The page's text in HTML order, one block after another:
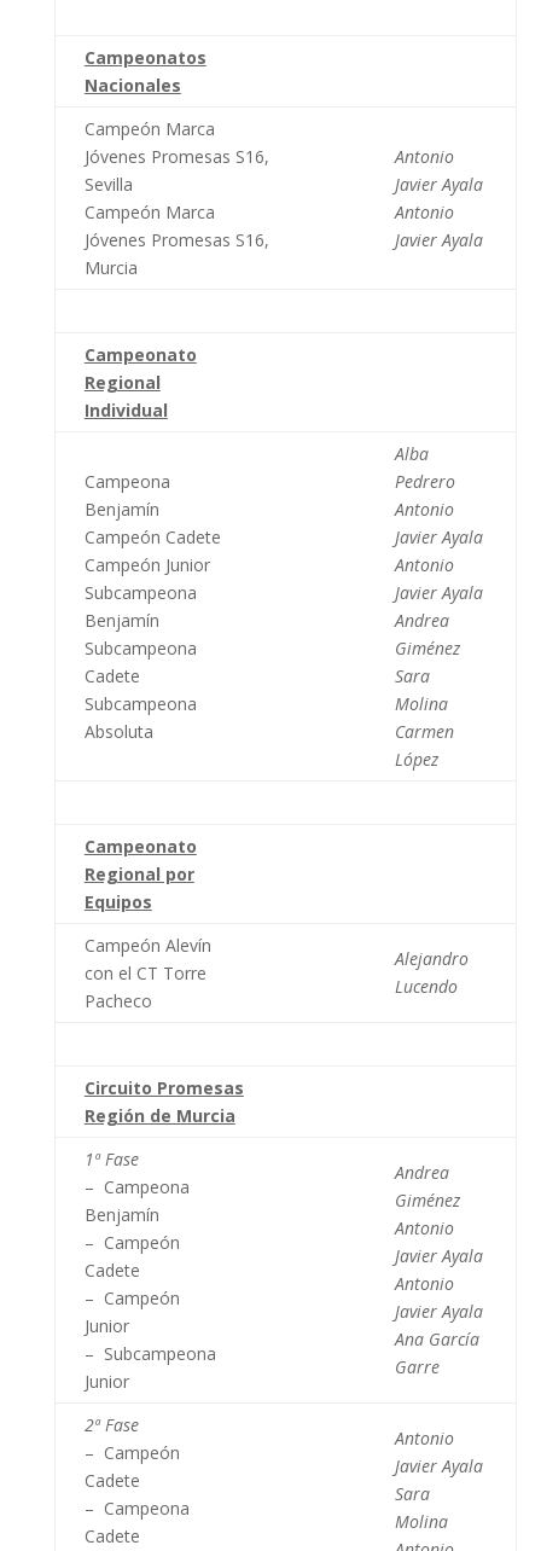
Campeonatos
Nacionales
Campeón Marca
Jóvenes Promesas S16,
Sevilla
Campeón Marca
Jóvenes Promesas S16,
Murcia
Antonio
Javier Ayala
Antonio
Javier Ayala
Campeonato
Regional
Individual
Campeona
Benjamín
Campeón Cadete
Campeón Junior
Subcampeona
Benjamín
Subcampeona
Cadete
Subcampeona
Absoluta
Alba
Pedrero
Antonio
Javier Ayala
Antonio
Javier Ayala
Andrea
Giménez
Sara
Molina
Carmen
López
Campeonato
Regional por
Equipos
Campeón Alevín
con el CT Torre
Pacheco
Alejandro
Lucendo
Circuito Promesas
Región de Murcia
1ª Fase
– Campeona
Benjamín
– Campeón
Cadete
– Campeón
Junior
– Subcampeona
Junior
Andrea
Giménez
Antonio
Javier Ayala
Antonio
Javier Ayala
Ana García
Garre
2ª Fase
– Campeón
Cadete
– Campeona
Cadete
Antonio
Javier Ayala
Sara
Molina